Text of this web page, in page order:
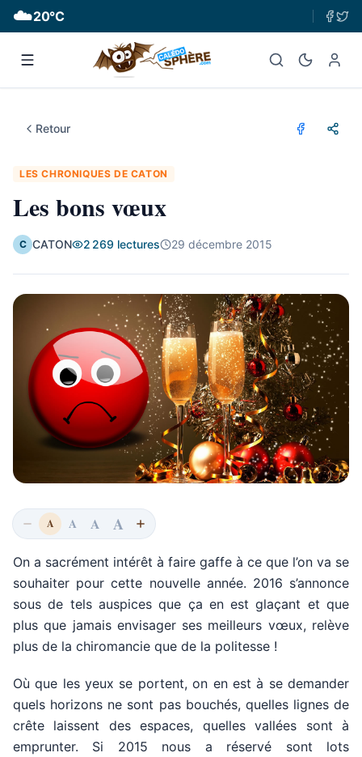
☁️20°C
Retour
LES CHRONIQUES DE CATON
Les bons vœux
C CATON 2 269 lectures 29 décembre 2015
A A A A
On a sacrément intérêt à faire gaffe à ce que l’on va se
souhaiter pour cette nouvelle année. 2016 s’annonce
sous de tels auspices que ça en est glaçant et que
plus que jamais envisager ses meilleurs vœux, relève
plus de la chiromancie que de la politesse !
Où que les yeux se portent, on en est à se demander
quels horizons ne sont pas bouchés, quelles lignes de
crête laissent des espaces, quelles vallées sont à
emprunter. Si 2015 nous a réservé sont lots